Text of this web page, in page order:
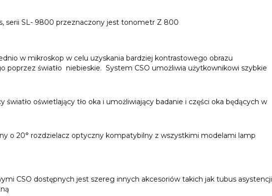
serii SL- 9800 przeznaczony jest tonometr Z 800
w mikroskop w celu uzyskania bardziej kontrastowego obrazu
poprzez światło niebieskie. System CSO umożliwia użytkownikowi szybkie
światło oświetlający tło oka i umożliwiający badanie i części oka będących w
o 20° rozdzielacz optyczny kompatybilny z wszystkimi modelami lamp
CSO dostępnych jest szereg innych akcesoriów takich jak tubus asystencji